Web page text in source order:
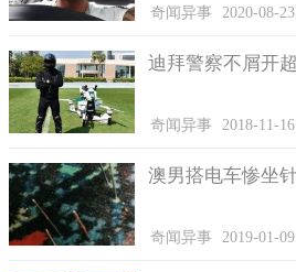
奇闻异事 2020-08-23
迪拜警察不屑开
奇闻异事 2018-11-16
澳男搭电车惨坐
奇闻异事 2019-01-09